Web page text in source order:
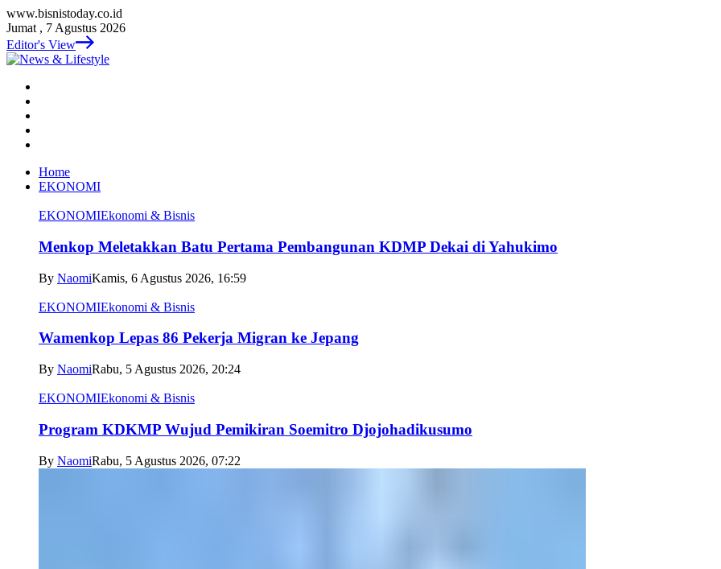
www.bisnistoday.co.id
Jumat , 7 Agustus 2026
Editor's View
Home
EKONOMI
EKONOMIEkonomi & Bisnis
Menkop Meletakkan Batu Pertama Pembangunan KDMP Dekai di Yahukimo
By NaomiKamis, 6 Agustus 2026, 16:59
EKONOMIEkonomi & Bisnis
Wamenkop Lepas 86 Pekerja Migran ke Jepang
By NaomiRabu, 5 Agustus 2026, 20:24
EKONOMIEkonomi & Bisnis
Program KDKMP Wujud Pemikiran Soemitro Djojohadikusumo
By NaomiRabu, 5 Agustus 2026, 07:22